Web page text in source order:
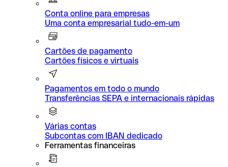
Conta online para empresas
Uma conta empresarial tudo-em-um
Cartões de pagamento
Cartões físicos e virtuais
Pagamentos em todo o mundo
Transferências SEPA e internacionais rápidas
Várias contas
Subcontas com IBAN dedicado
Ferramentas financeiras